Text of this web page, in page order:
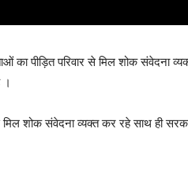
का पीड़ित परिवार से मिल शोक संवेदना
।
मिल शोक संवेदना व्यक्त कर रहे साथ ही